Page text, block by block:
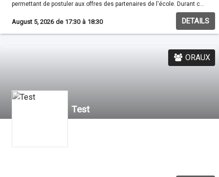
permettant de postuler aux offres des partenaires de l'école. Durant ce
fonctionnalités et nous répondrons également à toutes vos questions
August 5, 2026 de 17:30 à 18:30 DETAILS
ORAUX
Test